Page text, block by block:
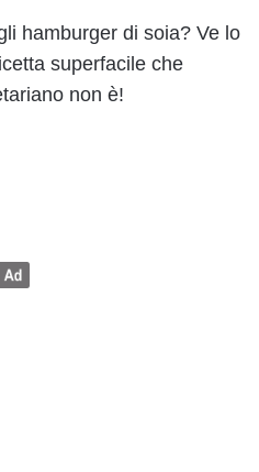
hamburger di soia? Ve lo
superfacile che
non è!